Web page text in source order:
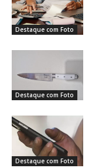
Destaque com Foto
Destaque com Foto
Destaque com Foto